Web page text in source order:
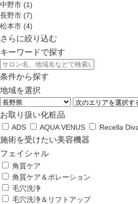
中野市 (1)
長野市 (7)
松本市 (4)
さらに絞り込む
キーワードで探す
条件から探す
地域を選択
お取り扱い化粧品
ADS AQUA VENUS Recella
施術を受けたい美容機器
フェイシャル
角質ケア
角質ケア＆ポレーション
毛穴洗浄
毛穴洗浄＆リフトアップ